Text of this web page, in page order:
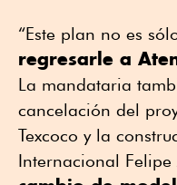
“Este plan no es
regresarle a
La mandataria
cancelación del
Texcoco y la
Internacional Felipe